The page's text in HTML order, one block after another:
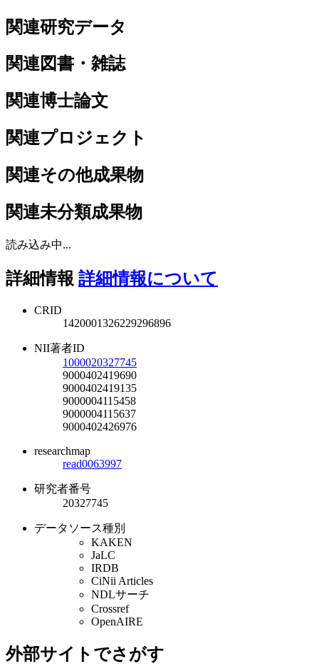
関連研究データ
関連図書・雑誌
関連博士論文
関連プロジェクト
関連その他成果物
関連未分類成果物
読み込み中...
詳細情報 詳細情報について
CRID
1420001326229296896
NII著者ID
1000020327745
9000402419690
9000402419135
9000004115458
9000004115637
9000402426976
researchmap
read0063997
研究者番号
20327745
データソース種別
KAKEN
JaLC
IRDB
CiNii Articles
NDLサーチ
Crossref
OpenAIRE
外部サイトでさがす